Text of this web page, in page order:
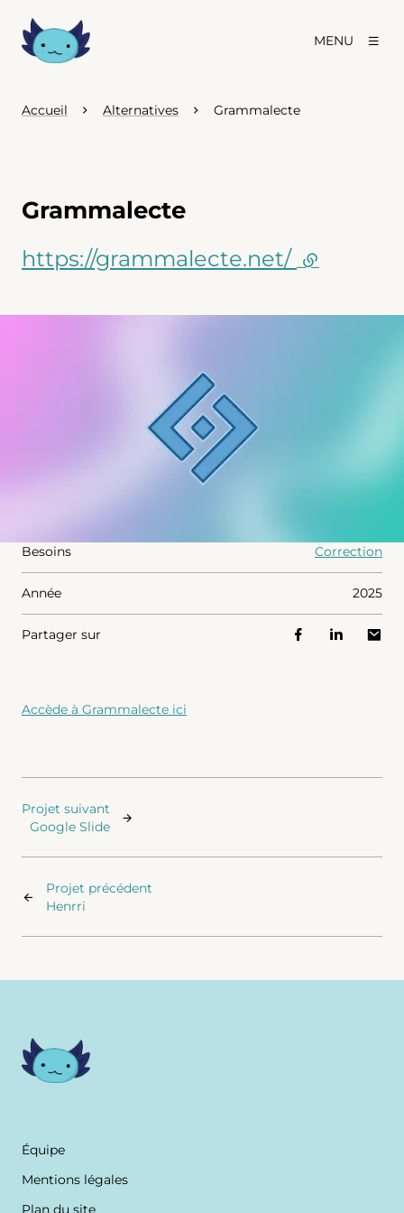
MENU
Accueil Alternatives Grammalecte
Grammalecte
https://grammalecte.net/ (lien
Besoins Correction
Année 2025
Partager sur
Accède à Grammalecte ici
Projet précédent
Henrri
Projet suivant
Google Slide
Équipe
Mentions légales
Plan du site